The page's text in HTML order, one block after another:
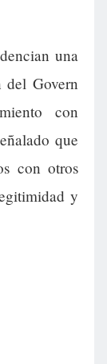
una
del Govern
con
que
con otros
y